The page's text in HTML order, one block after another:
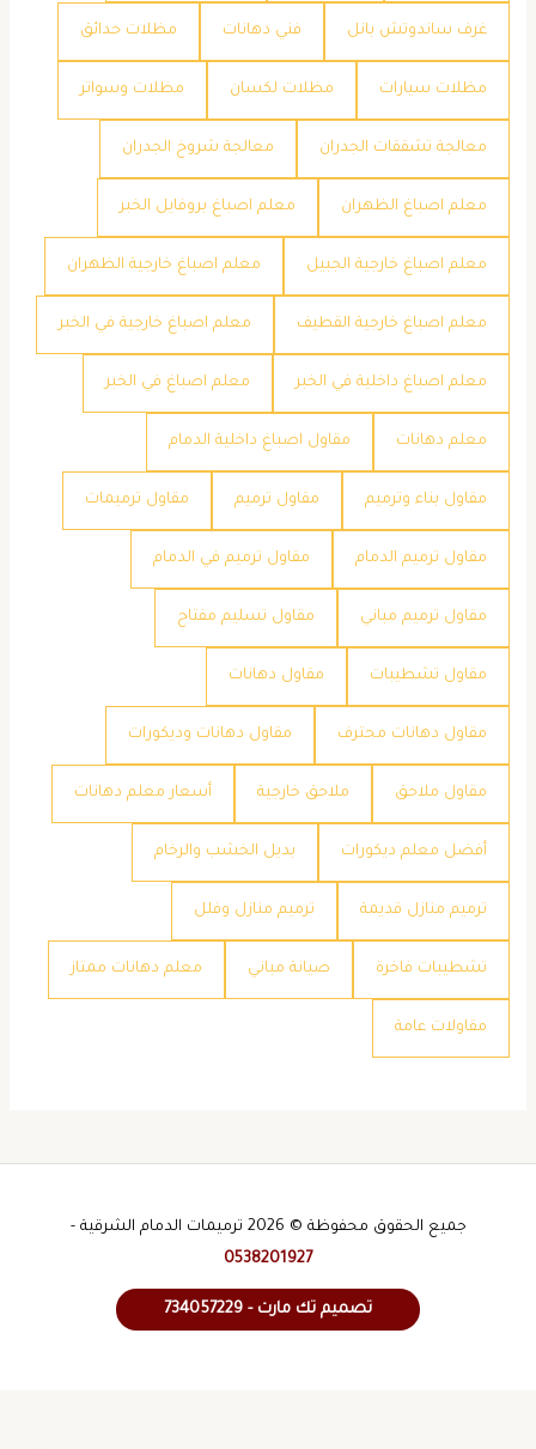
غرف ساندوتش بانل فني دهانات مظلات حدائق
مظلات سيارات مظلات لكسان مظلات وسواتر
معالجة تشققات الجدران معالجة شروخ الجدران
معلم اصباغ الظهران معلم اصباغ بروفايل الخبر
معلم اصباغ خارجية الجبيل معلم اصباغ خارجية الظهران
معلم اصباغ خارجية القطيف معلم اصباغ خارجية في الخبر
معلم اصباغ داخلية في الخبر معلم اصباغ في الخبر
معلم دهانات مقاول اصباغ داخلية الدمام
مقاول بناء وترميم مقاول ترميم مقاول ترميمات
مقاول ترميم الدمام مقاول ترميم في الدمام
مقاول ترميم مباني مقاول تسليم مفتاح
مقاول تشطيبات مقاول دهانات
مقاول دهانات محترف مقاول دهانات وديكورات
مقاول ملاحق ملاحق خارجية ​أسعار معلم دهانات
​أفضل معلم ديكورات ​بديل الخشب والرخام
​ترميم منازل قديمة ​ترميم منازل وفلل
​تشطيبات فاخرة ​صيانة مباني ​معلم دهانات ممتاز
​مقاولات عامة
جميع الحقوق محفوظة © 2026 ترميمات الدمام الشرقية -
0538201927
تصميم تك مارت - 734057229